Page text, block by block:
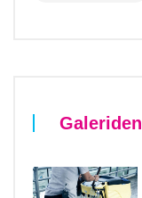
Galeriden